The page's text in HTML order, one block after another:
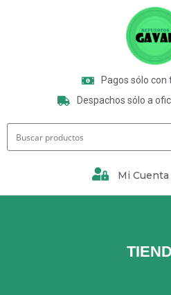
Pagos sólo
Despachos sólo a
Mi Cuenta